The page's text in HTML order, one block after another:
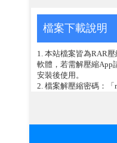
檔案下載說明
1. 本站檔案皆為RAR
軟體，若需解壓縮App
安裝後使用。
2. 檔案解壓縮密碼：「